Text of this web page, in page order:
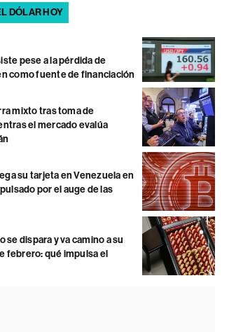
DÓLAR HOY
pese a la pérdida de
como fuente de financiación
mixto tras toma de
el mercado evalúa
su tarjeta en Venezuela en
por el auge de las
se dispara y va camino a su
febrero: qué impulsa el